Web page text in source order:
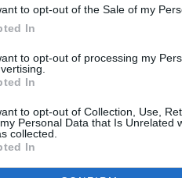
to opt-out of the Sale of my
In
to opt-out of processing my
In
to opt-out of Collection, Use,
Personal Data that Is Unrelated
collected.
In
Venga banderas rojas,
playa abajo, en busca de
al machote de turno que
nos ha traído unas playas
de un lado para otro
perdimos las motos de
sin vigilantes!